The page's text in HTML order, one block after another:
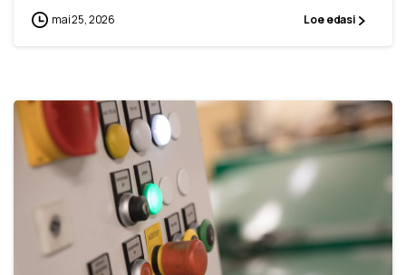
mai 25, 2026 Loe edasi